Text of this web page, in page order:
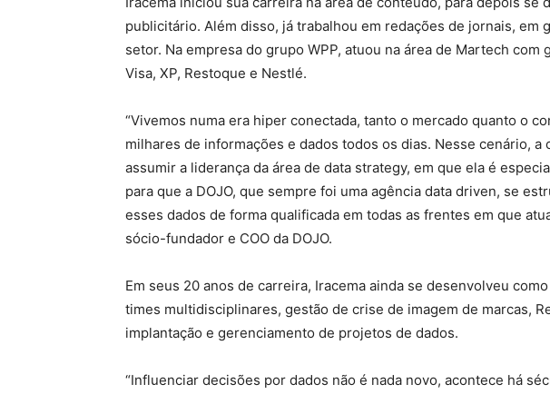
publicitário. Além disso, já trabalhou em redações de jornais, em
setor. Na empresa do grupo WPP, atuou na área de Martech com
Visa, XP, Restoque e Nestlé.
“Vivemos numa era hiper conectada, tanto o mercado quanto o
milhares de informações e dados todos os dias. Nesse cenário, a
assumir a liderança da área de data strategy, em que ela é
para que a DOJO, que sempre foi uma agência data driven, se
esses dados de forma qualificada em todas as frentes em que
sócio-fundador e COO da DOJO.
Em seus 20 anos de carreira, Iracema ainda se desenvolveu
times multidisciplinares, gestão de crise de imagem de marcas,
implantação e gerenciamento de projetos de dados.
“Influenciar decisões por dados não é nada novo, acontece há